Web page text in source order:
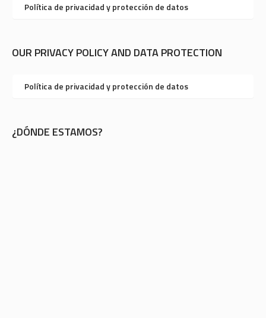
Política de privacidad y protección de datos
OUR PRIVACY POLICY AND DATA PROTECTION
Política de privacidad y protección de datos
¿DÓNDE ESTAMOS?